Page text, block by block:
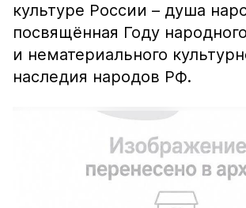
культуре России – душа
посвящённая Году
и нематериального
наследия народов РФ.